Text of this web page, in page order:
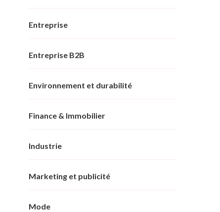
Entreprise
Entreprise B2B
Environnement et durabilité
Finance & Immobilier
Industrie
Marketing et publicité
Mode